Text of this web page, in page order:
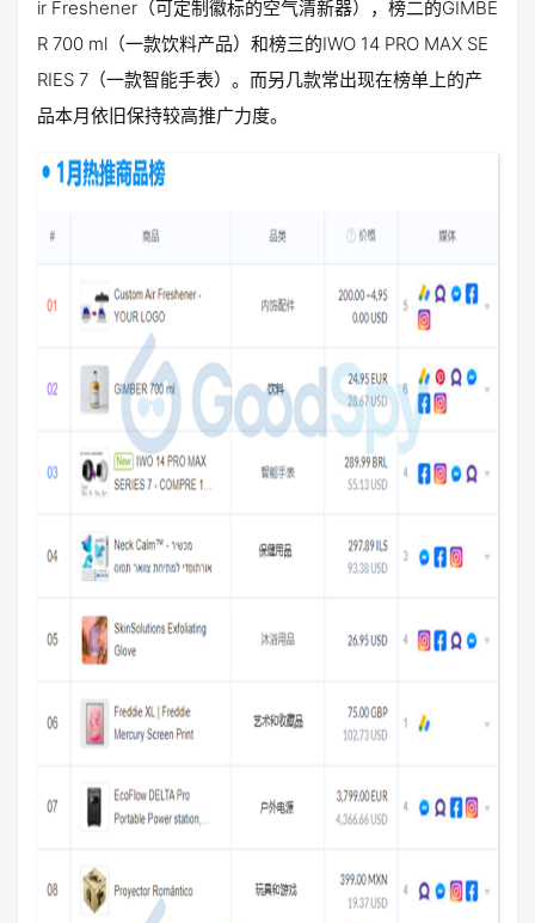
ir Freshener（可定制徽标的空气清新器），榜二的GIMBE
R 700 ml（一款饮料产品）和榜三的IWO 14 PRO MAX SE
RIES 7（一款智能手表）。而另几款常出现在榜单上的产
品本月依旧保持较高推广力度。